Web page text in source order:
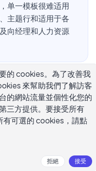
单一模板很难适用
主题行和适用于各
向经理和人力资源
邮件有什么区
假申请邮件」作为可互
涵盖不同的情况。休假
度假、带薪休假日或个人
长时间、更正式，或涉及
的 cookies。為了改善我
來幫助我們了解訪客
的網站流量並個性化您的
三方提供。要接受所有
可選的 cookies，請點
拒絕 接受